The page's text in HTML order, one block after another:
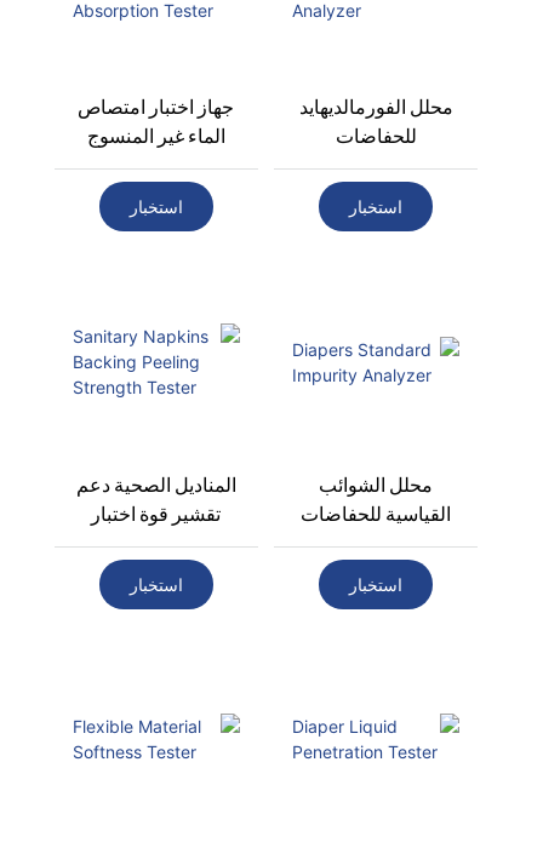
محلل الفورمالديهايد
للحفاضات
استخبار
جهاز اختبار امتصاص
الماء غير المنسوج
الأوتوماتيكي
استخبار
محلل الشوائب
القياسية للحفاضات
استخبار
المناديل الصحية دعم
تقشير قوة اختبار
استخبار